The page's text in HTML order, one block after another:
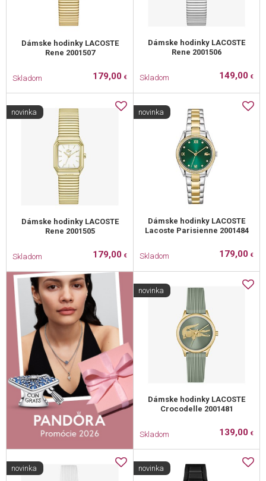
Dámske hodinky LACOSTE
Rene 2001507
Skladom 179,00 €
Dámske hodinky LACOSTE
Rene 2001506
Skladom 149,00 €
Dámske hodinky LACOSTE
Rene 2001505
novinka
Skladom 179,00 €
Dámske hodinky LACOSTE
Lacoste Parisienne 2001484
novinka
Skladom 179,00 €
Dámske hodinky LACOSTE
Crocodelle 2001481
novinka
Skladom 139,00 €
novinka novinka